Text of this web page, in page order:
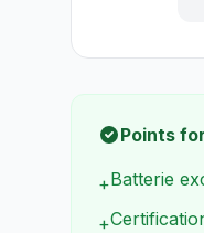
Points
+Batterie
+